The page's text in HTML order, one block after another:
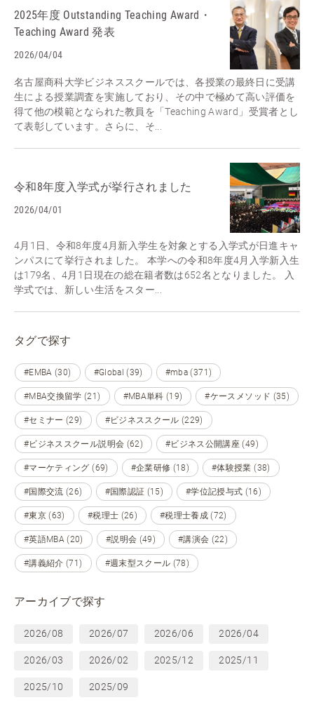
2025年度 Outstanding Teaching Award・
Teaching Award 発表
2026/04/04
名古屋商科大学ビジネススクールでは、各授業の最終日に受講
生による授業調査を実施しており、その中で極めて高い評価を
得て他の模範となられた教員を「Teaching Award」受賞者とし
て表彰しています。さらに、そ...
令和8年度入学式が挙行されました
2026/04/01
4月1日、令和8年度4月新入学生を対象とする入学式が日進キャ
ンパスにて挙行されました。 本学への令和8年度4月入学新入生
は179名、4月1日現在の総在籍者数は652名となりました。 入
学式では、新しい生活をスター...
タグで探す
#EMBA (30) #Global (39) #mba (371)
#MBA交換留学 (21) #MBA単科 (19) #ケースメソッド (35)
#セミナー (29) #ビジネススクール (229)
#ビジネススクール説明会 (62) #ビジネス公開講座 (49)
#マーケティング (69) #企業研修 (18) #体験授業 (38)
#国際交流 (26) #国際認証 (15) #学位記授与式 (16)
#東京 (63) #税理士 (26) #税理士養成 (72)
#英語MBA (20) #説明会 (49) #講演会 (22)
#講義紹介 (71) #週末型スクール (78)
アーカイブで探す
2026/08 2026/07 2026/06 2026/04
2026/03 2026/02 2025/12 2025/11
2025/10 2025/09